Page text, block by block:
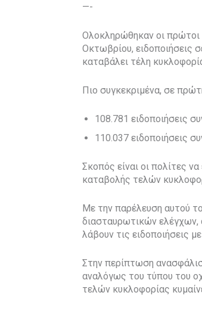
—-
Ολοκληρώθηκαν οι πρώτοι
Οκτωβρίου, ειδοποιήσεις
καταβάλει τέλη
Πιο συγκεκριμένα, σε
108.781 ειδοποιήσεις
110.037 ειδοποιήσεις
Σκοπός είναι οι πολίτες
καταβολής τελών
Με την παρέλευση αυτού
διασταυρωτικών ελέγχων,
λάβουν τις ειδοποιήσεις
Στην περίπτωση
αναλόγως του τύπου του
τελών κυκλοφορίας